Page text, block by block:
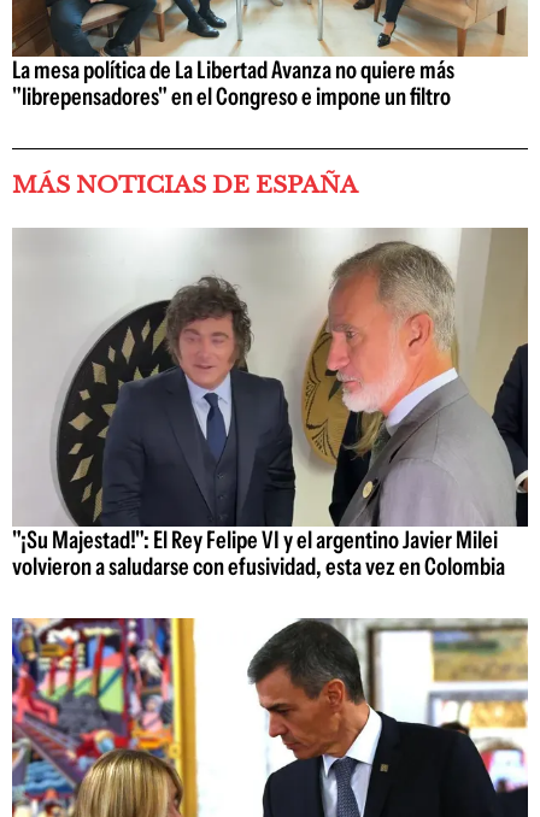
La mesa política de La Libertad Avanza no quiere más
"librepensadores" en el Congreso e impone un filtro
MÁS NOTICIAS DE ESPAÑA
"¡Su Majestad!": El Rey Felipe VI y el argentino Javier Milei
volvieron a saludarse con efusividad, esta vez en Colombia